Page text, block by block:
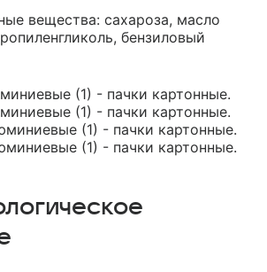
вещества: сахароза, масло
бензиловый
(1) - пачки картонные.
(1) - пачки картонные.
(1) - пачки картонные.
(1) - пачки картонные.